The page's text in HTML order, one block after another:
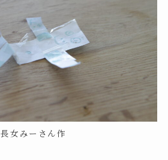
長女みーさん作